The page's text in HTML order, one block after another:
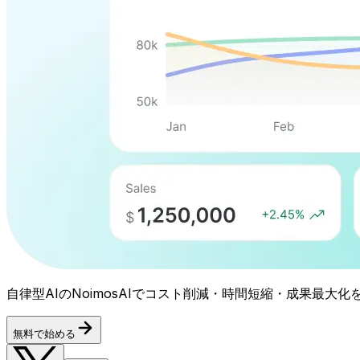
自律型AIのNoimosAIでコスト削減・時間短縮・成果最大化
無料で始める